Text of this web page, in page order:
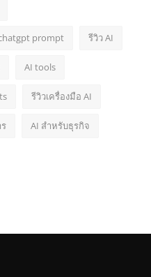
prompt รีวิว AI
AI tools
รีวิวเครื่องมือ AI
AI สำหรับธุรกิจ